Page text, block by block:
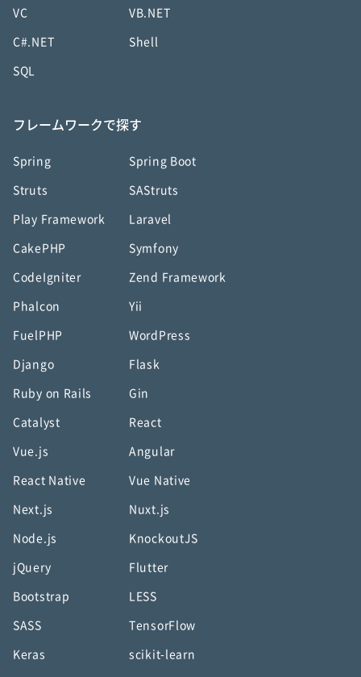
VC VB.NET
C#.NET Shell
SQL
フレームワークで探す
Spring Spring Boot
Struts SAStruts
Play Framework Laravel
CakePHP Symfony
CodeIgniter Zend Framework
Phalcon Yii
FuelPHP WordPress
Django Flask
Ruby on Rails Gin
Catalyst React
Vue.js Angular
React Native Vue Native
Next.js Nuxt.js
Node.js KnockoutJS
jQuery Flutter
Bootstrap LESS
SASS TensorFlow
Keras scikit-learn